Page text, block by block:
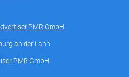
PMR GmbH
an der Lahn
PMR GmbH